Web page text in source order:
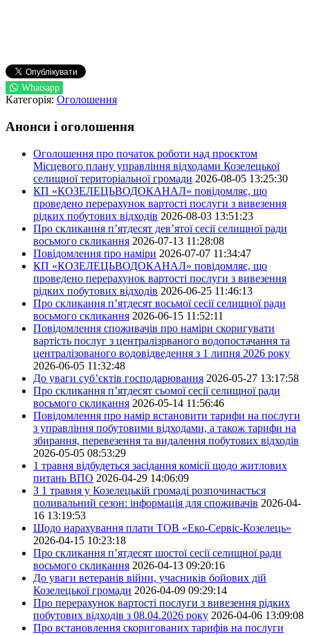
Whatsapp
Категорія: Оголошення
Анонси і оголошення
Оголошення про початок роботи над проєктом
Місцевого плану управління відходами Козелецької
селищної територіальної громади 2026-08-05 13:25:30
КП «КОЗЕЛЕЦЬВОДОКАНАЛ» повідомляє, що
проведено перерахунок вартості послуги з вивезення
рідких побутових відходів 2026-08-03 13:51:23
Про скликання п’ятдесят дев’ятої сесії селищної ради
восьмого скликання 2026-07-13 11:28:08
Повідомлення про наміри 2026-07-07 11:34:47
КП «КОЗЕЛЕЦЬВОДОКАНАЛ» повідомляє, що
проведено перерахунок вартості послуги з вивезення
рідких побутових відходів 2026-06-25 11:46:13
Про скликання п’ятдесят восьмої сесії селищної ради
восьмого скликання 2026-06-15 11:52:11
Повідомлення споживачів про наміри скоригувати
вартість послуг з централізрваного водопостачання та
централізованого водовідведення з 1 липня 2026 року
2026-06-05 11:32:48
До уваги суб’єктів господарювання 2026-05-27 13:17:58
Про скликання п’ятдесят сьомої сесії селищної ради
восьмого скликання 2026-05-14 11:56:46
Повідомлення про намір встановити тарифи на послуги
з управління побутовими відходами, а також тарифи на
збирання, перевезення та видалення побутових відходів
2026-05-05 08:53:29
1 травня відбудеться засідання комісії щодо житлових
питань ВПО 2026-04-29 14:06:09
З 1 травня у Козелецькій громаді розпочинається
поливальний сезон: інформація для споживачів 2026-04-
16 13:19:53
Щодо нарахування плати ТОВ «Еко-Сервіс-Козелець»
2026-04-15 10:23:18
Про скликання п’ятдесят шостої сесії селищної ради
восьмого скликання 2026-04-13 09:20:16
До уваги ветеранів війни, учасників бойових дій
Козелецької громади 2026-04-09 09:29:14
Про перерахунок вартості послуги з вивезення рідких
побутових відходів з 08.04.2026 року 2026-04-06 13:09:08
Про встановлення скоригованих тарифів на послуги